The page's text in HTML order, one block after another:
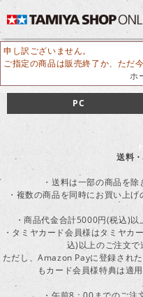
申し訳ございません。
ご指定の商品は販売終了か、ただ
ホ
PC
送料
・送料は一部の商品を
・複数の商品を同時にお買い上
・商品代金合計5000円(税込)以
・タミヤカード会員様はタミヤカ
込)以上のご注文で
ただし、Amazon Payに登録され
もカード会員様特典は適